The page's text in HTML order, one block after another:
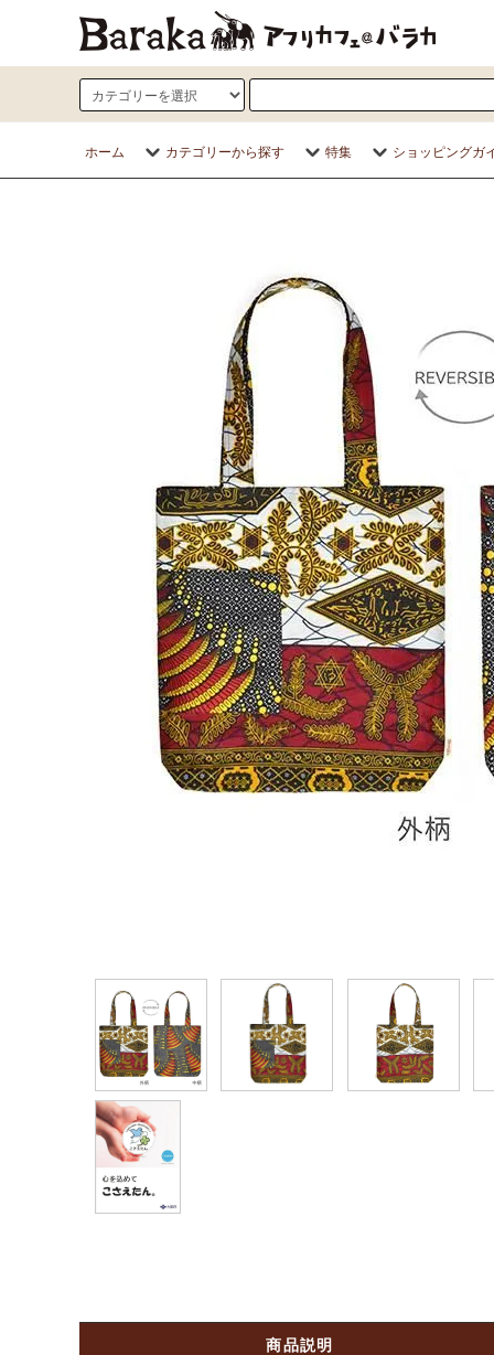
ホーム カテゴリーから探す 特集 ショッピングガ
商品説明